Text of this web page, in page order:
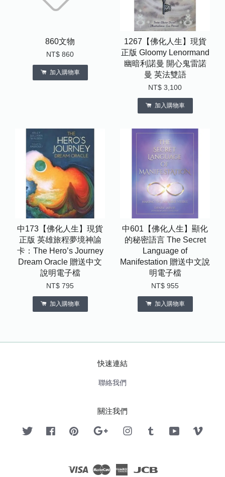
860文物
NT$ 860
加入購物車
1267【佛化人生】現貨
正版 Gloomy Lenormand
幽暗利諾曼 開心鬼雷諾
曼 英法雙語
NT$ 3,100
加入購物車
中173【佛化人生】現貨
正版 英雄旅程夢境神諭
卡：The Hero’s Journey
Dream Oracle 贈送中文
說明電子檔
NT$ 795
加入購物車
中601【佛化人生】顯化
的秘密語言 The Secret
Language of
Manifestation 贈送中文說
明電子檔
NT$ 955
加入購物車
快速連結
聯絡我們
關注我們
Twitter FacebookPinterest Google InstagramTumblr YouTube
Visa Master American